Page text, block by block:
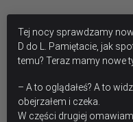
Tej nocy sprawdzamy
D do L. Pamiętacie, jak
temu? Teraz mamy nowe
– A to oglądałeś? A to
obejrzałem i czeka.
W części drugiej